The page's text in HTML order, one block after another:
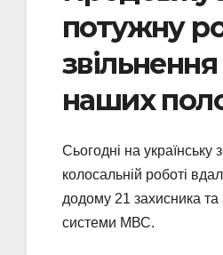
потужну
звільнення
наших
Сьогодні на українську
колосальній роботі
додому 21 захисника та
системи МВС.